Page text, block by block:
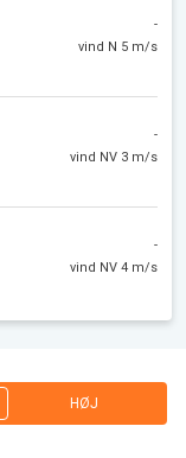
-
vind N 5 m/s
-
vind NV 3 m/s
-
vind NV 4 m/s
HØJ